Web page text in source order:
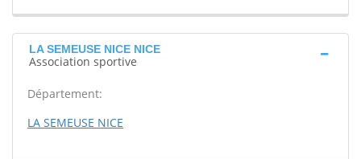
LA SEMEUSE NICE NICE
Association sportive
Département:
LA SEMEUSE NICE